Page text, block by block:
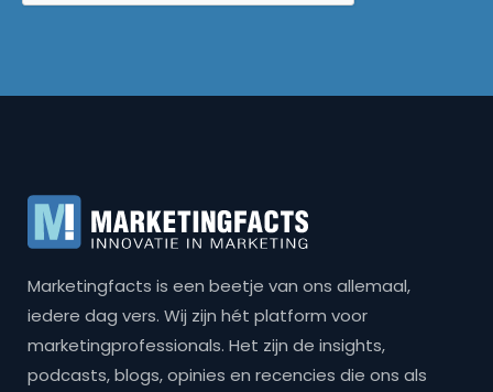
Marketingfacts is een beetje van ons allemaal,
iedere dag vers. Wij zijn hét platform voor
marketingprofessionals. Het zijn de insights,
podcasts, blogs, opinies en recencies die ons als